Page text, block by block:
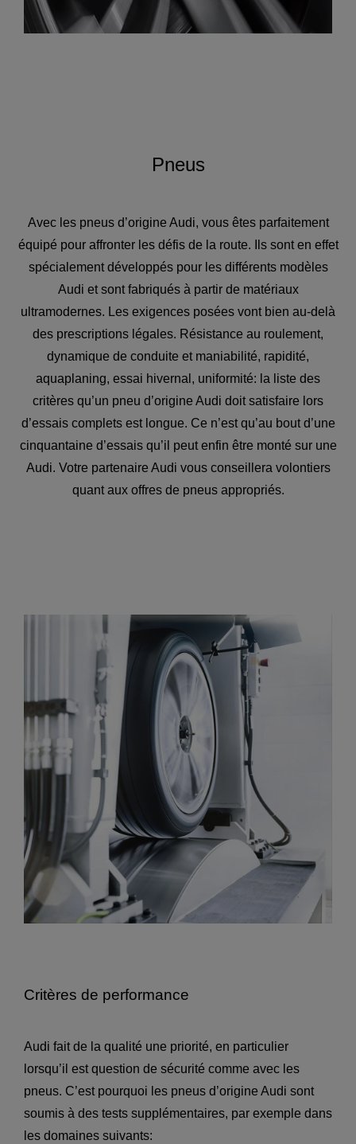
Pneus
Avec les pneus d’origine Audi, vous êtes parfaitement
équipé pour affronter les défis de la route. Ils sont en effet
spécialement développés pour les différents modèles
Audi et sont fabriqués à partir de matériaux
ultramodernes. Les exigences posées vont bien au-delà
des prescriptions légales. Résistance au roulement,
dynamique de conduite et maniabilité, rapidité,
aquaplaning, essai hivernal, uniformité: la liste des
critères qu’un pneu d’origine Audi doit satisfaire lors
d’essais complets est longue. Ce n’est qu’au bout d’une
cinquantaine d’essais qu’il peut enfin être monté sur une
Audi. Votre partenaire Audi vous conseillera volontiers
quant aux offres de pneus appropriés.
Critères de performance
Audi fait de la qualité une priorité, en particulier
lorsqu’il est question de sécurité comme avec les
pneus. C’est pourquoi les pneus d’origine Audi sont
soumis à des tests supplémentaires, par exemple dans
les domaines suivants: